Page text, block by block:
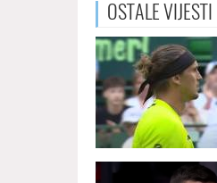
OSTALEVIJESTI